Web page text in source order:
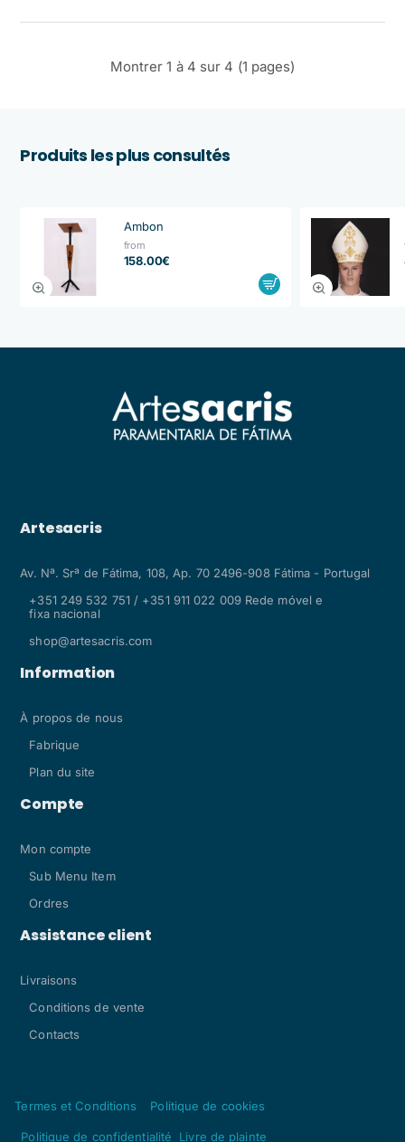
Montrer 1 à 4 sur 4 (1 pages)
Produits les plus consultés
Ambon
from
158.00€
Artesacris
Av. Nª. Srª de Fátima, 108, Ap. 70 2496-908 Fátima - Portugal
+351 249 532 751 / +351 911 022 009 Rede móvel e
fixa nacional
shop@artesacris.com
Information
À propos de nous
Fabrique
Plan du site
Compte
Mon compte
Sub Menu Item
Ordres
Assistance client
Livraisons
Conditions de vente
Contacts
Termes et Conditions Politique de cookies
Politique de confidentialité Livre de plainte